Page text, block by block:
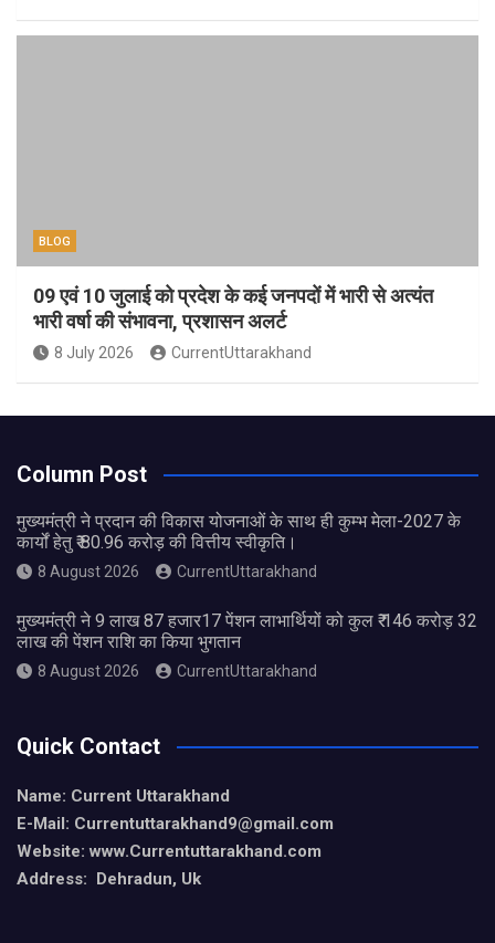
BLOG
09 एवं 10 जुलाई को प्रदेश के कई जनपदों में भारी से अत्यंत
भारी वर्षा की संभावना, प्रशासन अलर्ट
8 July 2026 CurrentUttarakhand
Column Post
मुख्यमंत्री ने प्रदान की विकास योजनाओं के साथ ही कुम्भ मेला-2027 के
कार्यों हेतु ₹ 80.96 करोड़ की वित्तीय स्वीकृति।
8 August 2026 CurrentUttarakhand
मुख्यमंत्री ने 9 लाख 87 हजार17 पेंशन लाभार्थियों को कुल ₹ 146 करोड़ 32
लाख की पेंशन राशि का किया भुगतान
8 August 2026 CurrentUttarakhand
Quick Contact
Name: Current Uttarakhand
E-Mail: Currentuttarakhand9@gmail.com
Website: www.Currentuttarakhand.com
Address: Dehradun, Uk